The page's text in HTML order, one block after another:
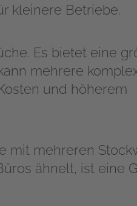
kleinere Betriebe.
Es bietet eine
mehrere
und höherem
mit mehreren
ähnelt, ist eine